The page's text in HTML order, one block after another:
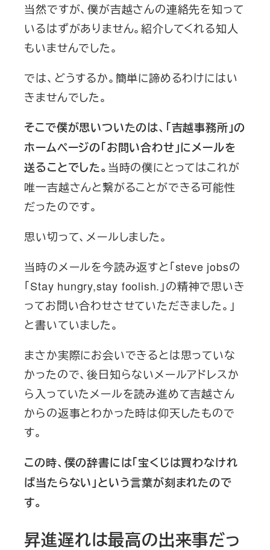
当然ですが、僕が吉越さんの連絡先を知って
いるはずがありません。紹介してくれる知人
もいませんでした。
では、どうするか。簡単に諦めるわけにはい
きませんでした。
そこで僕が思いついたのは、「吉越事務所」の
ホームページの「お問い合わせ」にメールを
送ることでした。当時の僕にとってはこれが
唯一吉越さんと繋がることができる可能性
だったのです。
思い切って、メールしました。
当時のメールを今読み返すと「steve jobsの
「Stay hungry,stay foolish.」の精神で思いき
ってお問い合わせさせていただきました。」
と書いていました。
まさか実際にお会いできるとは思っていな
かったので、後日知らないメールアドレスか
ら入っていたメールを読み進めて吉越さん
からの返事とわかった時は仰天したもので
す。
この時、僕の辞書には「宝くじは買わなけれ
ば当たらない」という言葉が刻まれたので
す。
昇進遅れは最高の出来事だっ